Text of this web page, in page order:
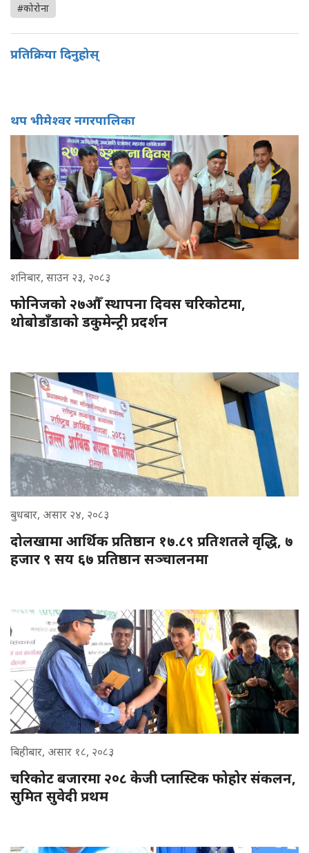
#कोरोना
प्रतिक्रिया दिनुहोस्
थप भीमेश्वर नगरपालिका
शनिबार, साउन २३, २०८३
फोनिजको २७औँ स्थापना दिवस चरिकोटमा,
थोबोडाँडाको डकुमेन्ट्री प्रदर्शन
बुधबार, असार २४, २०८३
दोलखामा आर्थिक प्रतिष्ठान १७.८९ प्रतिशतले वृद्धि, ७
हजार ९ सय ६७ प्रतिष्ठान सञ्चालनमा
बिहीबार, असार १८, २०८३
चरिकोट बजारमा २०८ केजी प्लास्टिक फोहोर संकलन,
सुमित सुवेदी प्रथम